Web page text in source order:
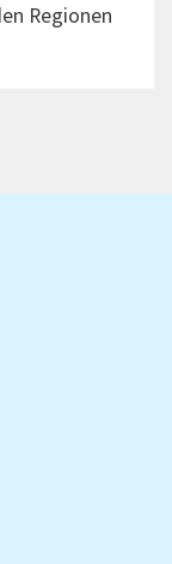
Regionen